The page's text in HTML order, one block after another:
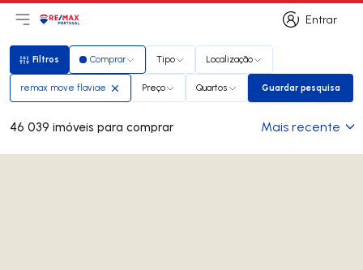
Entrar
Entrar
Abri menu principal
LogoIr para página inicial
Filtros
Filtros Comprar Tipo Localização
remax move flaviae Preço Quartos Guardar
Guardar pesquisa
46 039 imóveis para comprar Mais recente